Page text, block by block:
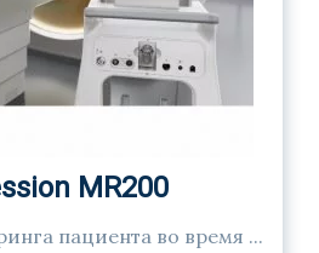
MR200
пациента во время ...